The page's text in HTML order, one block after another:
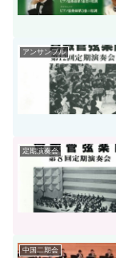
アンサンブル
定期演奏会
中国二期会